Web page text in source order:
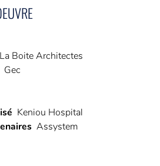
La Boite Architectes
Gec
Keniou Hospital
Assystem